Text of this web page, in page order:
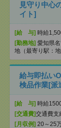
見守り中心
イト]
[給 与] 時給
[勤務地] 愛知県
地（最寄り駅：
給与即払い
検品作業[派
[給 与] 時給
[交通費]交通費支
[月収例] 20～25